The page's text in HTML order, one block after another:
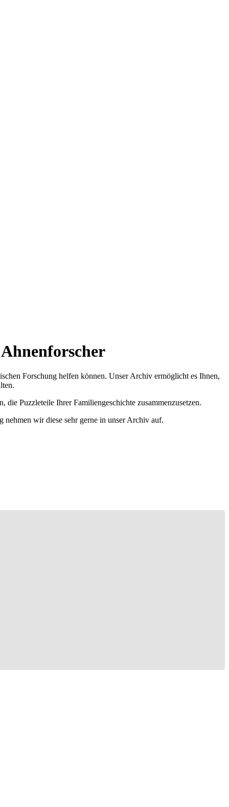
Forschung helfen können. Unser Archiv ermöglicht es Ihnen,
Puzzleteile Ihrer Familiengeschichte zusammenzusetzen.
nehmen wir diese sehr gerne in unser Archiv auf.